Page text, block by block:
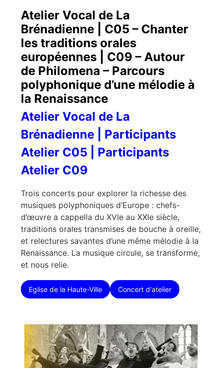
Atelier Vocal de La
Brénadienne | C05 – Chanter
les traditions orales
européennes | C09 – Autour
de Philomena – Parcours
polyphonique d’une mélodie à
la Renaissance
Atelier Vocal de La
Brénadienne | Participants
Atelier C05 | Participants
Atelier C09
Trois concerts pour explorer la richesse des
musiques polyphoniques d’Europe : chefs-
d’œuvre a cappella du XVIe au XXIe siècle,
traditions orales transmises de bouche à oreille,
et relectures savantes d’une même mélodie à la
Renaissance. La musique circule, se transforme,
et nous relie.
Eglise de la Haute-Ville Concert d'atelier